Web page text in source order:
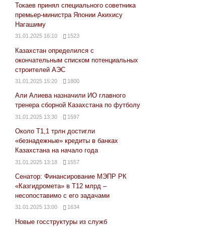
Токаев принял специального советника
премьер-министра Японии Акихису
Нагашиму
31.01.2025 16:10 1523
Казахстан определился с
окончательным списком потенциальных
строителей АЭС
31.01.2025 15:20 1800
Али Алиева назначили ИО главного
тренера сборной Казахстана по футболу
31.01.2025 13:30 1597
Около Т1,1 трлн достигли
«безнадежные» кредиты в банках
Казахстана на начало года
31.01.2025 13:18 1557
Сенатор: Финансирование МЭПР РК
«Казгидромета» в Т12 млрд –
несопоставимо с его задачами
31.01.2025 13:00 1634
Новые госструктуры из служб